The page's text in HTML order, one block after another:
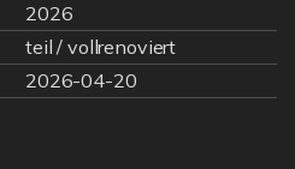
2026
teil / vollrenoviert
2026-04-20